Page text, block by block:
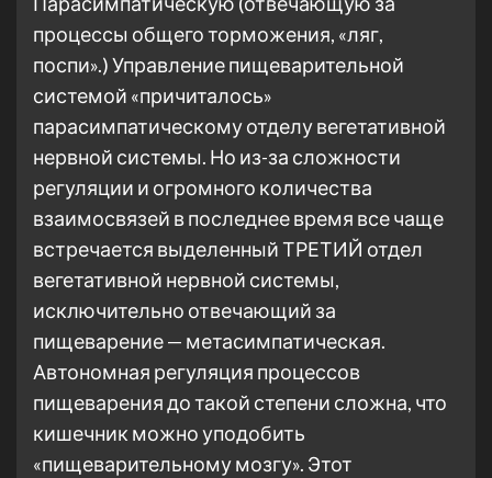
процессы общего торможения, «ляг,
поспи».) Управление пищеварительной
системой «причиталось»
парасимпатическому отделу вегетативной
нервной системы. Но из-за сложности
регуляции и огромного количества
взаимосвязей в последнее время все чаще
встречается выделенный ТРЕТИЙ отдел
вегетативной нервной системы,
исключительно отвечающий за
пищеварение — метасимпатическая.
Автономная регуляция процессов
пищеварения до такой степени сложна, что
кишечник можно уподобить
«пищеварительному мозгу». Этот